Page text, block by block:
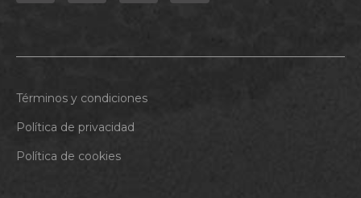
Términos y condiciones
Política de privacidad
Política de cookies